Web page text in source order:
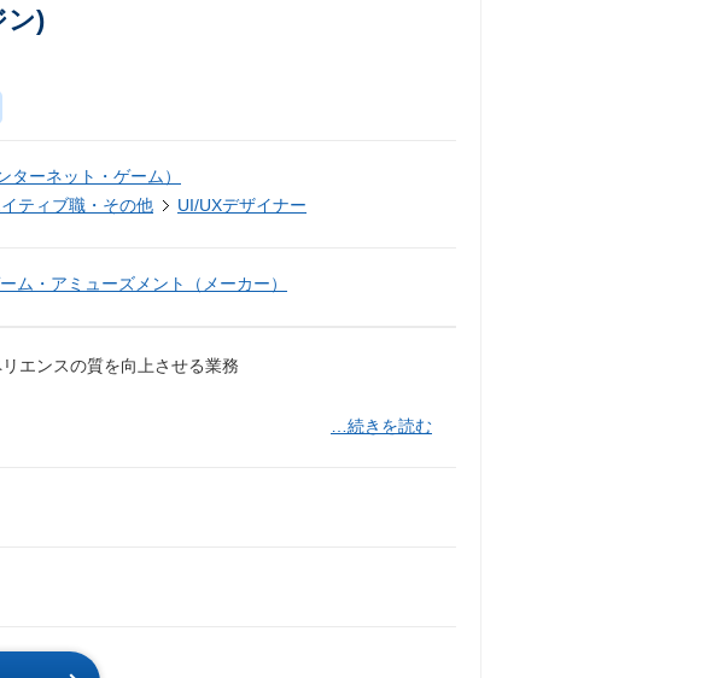
ン)
ーネット・ゲーム）
ティブ職・その他
UI/UXデザイナー
ム・アミューズメント（メーカー）
エンスの質を向上させる業務
…続きを読む